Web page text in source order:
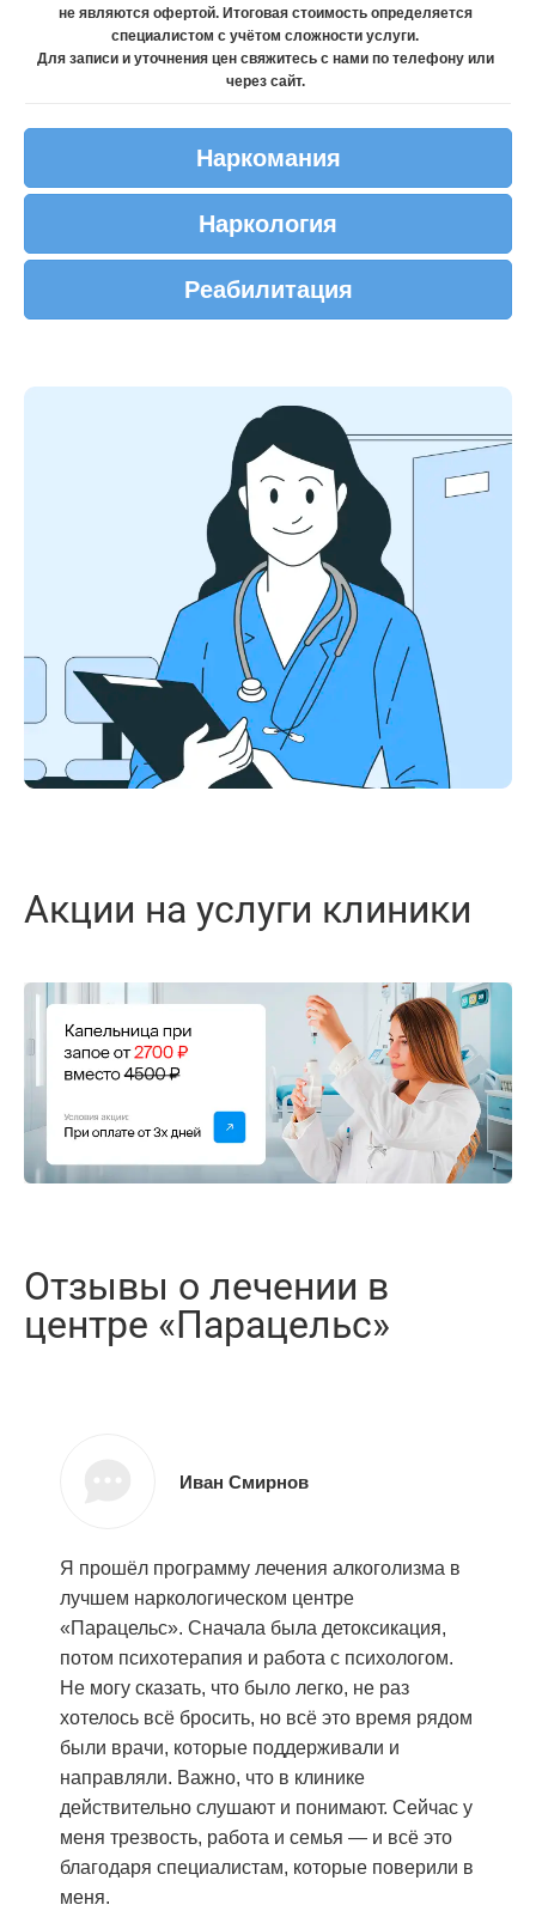
Индивидуальный подход
не являются офертой. Итоговая стоимость определяется
специалистом с учётом сложности услуги.
Для записи и уточнения цен свяжитесь с нами по телефону или
через сайт.
Наркомания
Наркология
Реабилитация
Акции на услуги клиники
Отзывы о лечении в
центре «Парацельс»
Иван Смирнов
Я прошёл программу лечения алкоголизма в
лучшем наркологическом центре
«Парацельс». Сначала была детоксикация,
потом психотерапия и работа с психологом.
Не могу сказать, что было легко, не раз
хотелось всё бросить, но всё это время рядом
были врачи, которые поддерживали и
направляли. Важно, что в клинике
действительно слушают и понимают. Сейчас у
меня трезвость, работа и семья — и всё это
благодаря специалистам, которые поверили в
меня.